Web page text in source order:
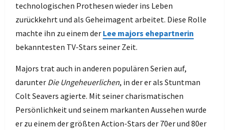
technologischen Prothesen wieder ins Leben
zurückkehrt und als Geheimagent arbeitet. Diese Rolle
machte ihn zu einem der Lee majors ehepartnerin
bekanntesten TV-Stars seiner Zeit.
Majors trat auch in anderen populären Serien auf,
darunter Die Ungeheuerlichen, in der er als Stuntman
Colt Seavers agierte. Mit seiner charismatischen
Persönlichkeit und seinem markanten Aussehen wurde
er zu einem der größten Action-Stars der 70er und 80er